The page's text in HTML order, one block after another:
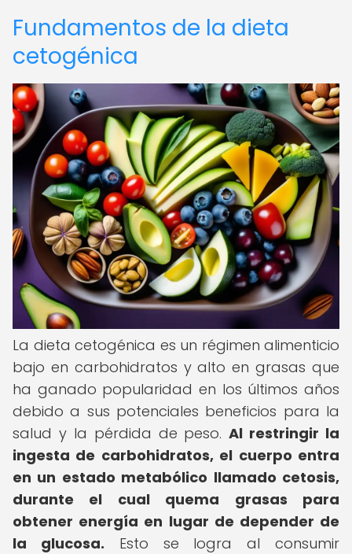
Fundamentos de la dieta
cetogénica
La dieta cetogénica es un régimen alimenticio
bajo en carbohidratos y alto en grasas que
ha ganado popularidad en los últimos años
debido a sus potenciales beneficios para la
salud y la pérdida de peso.Al restringir la
ingesta de carbohidratos, el cuerpo entra
en un estado metabólico llamado cetosis,
durante el cual quema grasas para
obtener energía en lugar de depender de
la glucosa. Esto se logra al consumir